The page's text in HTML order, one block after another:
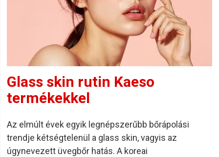
Glass skin rutin Kaeso
termékekkel
Az elmúlt évek egyik legnépszerűbb bőrápolási
trendje kétségtelenül a glass skin, vagyis az
úgynevezett üvegbőr hatás. A koreai